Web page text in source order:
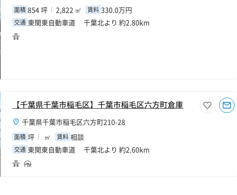
面積 854 坪 2,822 ㎡ 賃料 330.0万円
交通 東関東自動車道 千葉北より 約2.80km
【千葉県千葉市稲毛区】千葉市稲毛区六方町倉庫
千葉県千葉市稲毛区六方町210-28
面積 坪 ㎡ 賃料 相談
交通 東関東自動車道 千葉北より 約2.60km